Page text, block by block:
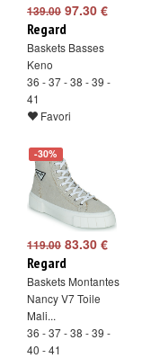
139.00 97.30 €
Regard
Baskets Basses
Keno
36 - 37 - 38 - 39 -
41
Favori
-30%
119.00 83.30 €
Regard
Baskets Montantes
Nancy V7 Toile
Mali...
36 - 37 - 38 - 39 -
40 - 41